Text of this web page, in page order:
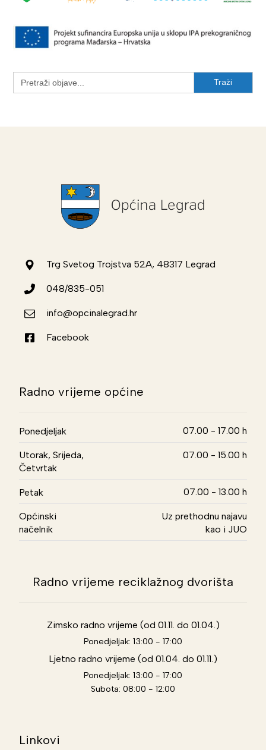
Search
for:
Trg Svetog Trojstva 52A, 48317 Legrad
048/835-051
info@opcinalegrad.hr
Facebook
Radno vrijeme općine
Ponedjeljak 07.00 - 17.00 h
Utorak, Srijeda,
Četvrtak
07.00 - 15.00 h
Petak 07.00 - 13.00 h
Općinski
načelnik
Uz prethodnu najavu
kao i JUO
Radno vrijeme reciklažnog dvorišta
Zimsko radno vrijeme (od 01.11. do 01.04.)
Ponedjeljak: 13:00 - 17:00
Ljetno radno vrijeme (od 01.04. do 01.11.)
Ponedjeljak: 13:00 - 17:00
Subota: 08:00 - 12:00
Linkovi